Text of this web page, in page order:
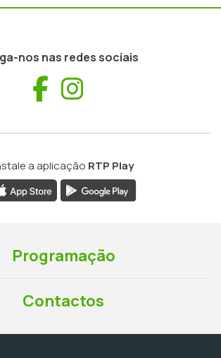
nos nas redes sociais
Facebook
a aplicação RTP Play
Programação
Contactos